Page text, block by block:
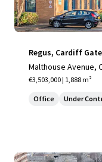
Regus, Cardiff
Malthouse Avenue,
€3,503,000 | 1,888 m²
Office Under